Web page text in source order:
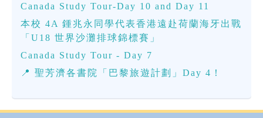
Canada Study Tour-Day 10 and Day 11
本校 4A 鍾兆永同學代表香港遠赴荷蘭海牙出戰
「U18 世界沙灘排球錦標賽」
Canada Study Tour - Day 7
📍 聖芳濟各書院「巴黎旅遊計劃」Day 4！